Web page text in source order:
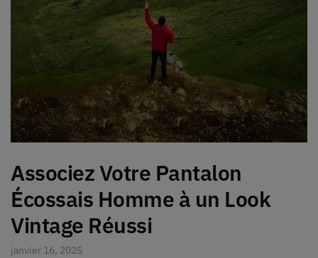
Associez Votre Pantalon
Écossais Homme à un Look
Vintage Réussi
janvier 16, 2025